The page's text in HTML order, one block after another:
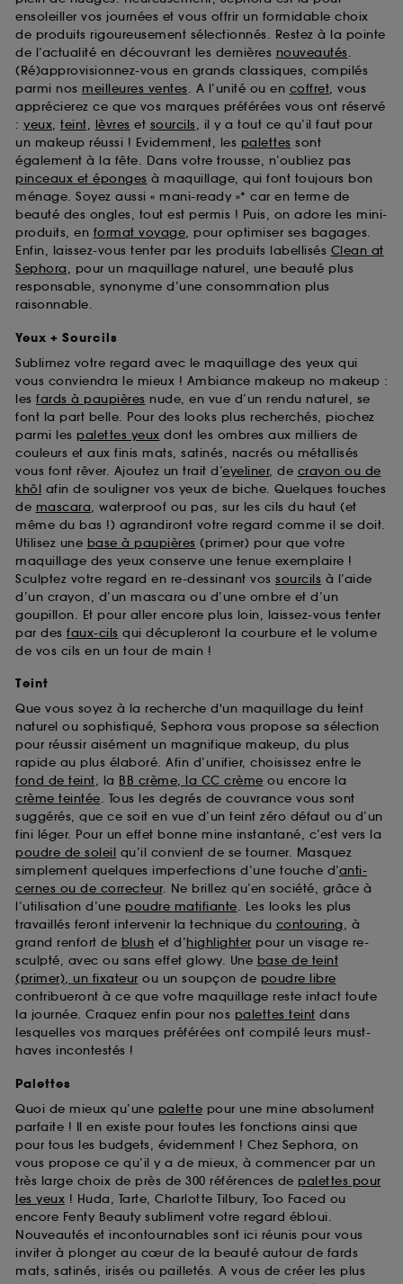
ensoleiller vos journées et vous offrir un formidable choix
de produits rigoureusement sélectionnés. Restez à la pointe
de l’actualité en découvrant les dernières nouveautés.
(Ré)approvisionnez-vous en grands classiques, compilés
parmi nos meilleures ventes. A l’unité ou en coffret, vous
apprécierez ce que vos marques préférées vous ont réservé
: yeux, teint, lèvres et sourcils, il y a tout ce qu’il faut pour
un makeup réussi ! Evidemment, les palettes sont
également à la fête. Dans votre trousse, n’oubliez pas
pinceaux et éponges à maquillage, qui font toujours bon
ménage. Soyez aussi « mani-ready »* car en terme de
beauté des ongles, tout est permis ! Puis, on adore les mini-
produits, en format voyage, pour optimiser ses bagages.
Enfin, laissez-vous tenter par les produits labellisés Clean at
Sephora, pour un maquillage naturel, une beauté plus
responsable, synonyme d’une consommation plus
raisonnable.
Yeux + Sourcils
Sublimez votre regard avec le maquillage des yeux qui
vous conviendra le mieux ! Ambiance makeup no makeup :
les fards à paupières nude, en vue d’un rendu naturel, se
font la part belle. Pour des looks plus recherchés, piochez
parmi les palettes yeux dont les ombres aux milliers de
couleurs et aux finis mats, satinés, nacrés ou métallisés
vous font rêver. Ajoutez un trait d’eyeliner, de crayon ou de
khôl afin de souligner vos yeux de biche. Quelques touches
de mascara, waterproof ou pas, sur les cils du haut (et
même du bas !) agrandiront votre regard comme il se doit.
Utilisez une base à paupières (primer) pour que votre
maquillage des yeux conserve une tenue exemplaire !
Sculptez votre regard en re-dessinant vos sourcils à l’aide
d’un crayon, d’un mascara ou d’une ombre et d’un
goupillon. Et pour aller encore plus loin, laissez-vous tenter
par des faux-cils qui décupleront la courbure et le volume
de vos cils en un tour de main !
Teint
Que vous soyez à la recherche d'un maquillage du teint
naturel ou sophistiqué, Sephora vous propose sa sélection
pour réussir aisément un magnifique makeup, du plus
rapide au plus élaboré. Afin d’unifier, choisissez entre le
fond de teint, la BB crème, la CC crème ou encore la
crème teintée. Tous les degrés de couvrance vous sont
suggérés, que ce soit en vue d’un teint zéro défaut ou d’un
fini léger. Pour un effet bonne mine instantané, c’est vers la
poudre de soleil qu’il convient de se tourner. Masquez
simplement quelques imperfections d’une touche d’anti-
cernes ou de correcteur. Ne brillez qu’en société, grâce à
l’utilisation d’une poudre matifiante. Les looks les plus
travaillés feront intervenir la technique du contouring, à
grand renfort de blush et d’highlighter pour un visage re-
sculpté, avec ou sans effet glowy. Une base de teint
(primer), un fixateur ou un soupçon de poudre libre
contribueront à ce que votre maquillage reste intact toute
la journée. Craquez enfin pour nos palettes teint dans
lesquelles vos marques préférées ont compilé leurs must-
haves incontestés !
Palettes
Quoi de mieux qu’une palette pour une mine absolument
parfaite ! Il en existe pour toutes les fonctions ainsi que
pour tous les budgets, évidemment ! Chez Sephora, on
vous propose ce qu’il y a de mieux, à commencer par un
très large choix de près de 300 références de palettes pour
les yeux ! Huda, Tarte, Charlotte Tilbury, Too Faced ou
encore Fenty Beauty subliment votre regard ébloui.
Nouveautés et incontournables sont ici réunis pour vous
inviter à plonger au cœur de la beauté autour de fards
mats, satinés, irisés ou pailletés. A vous de créer les plus